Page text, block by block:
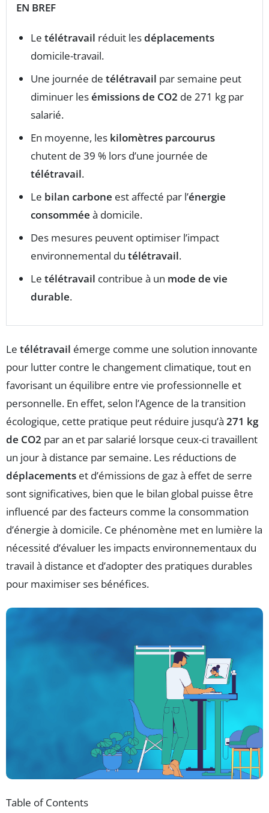
EN BREF
Le télétravail réduit lesdéplacements
domicile-travail.
Une journée de télétravail par semaine peut
diminuer lesémissions de CO2 de 271 kg par
salarié.
En moyenne, les kilomètres parcourus
chutent de 39 % lors d’une journée de
télétravail.
Le bilan carbone est affecté par l’énergie
consommée à domicile.
Des mesures peuvent optimiser l’impact
environnemental du télétravail.
Le télétravail contribue à un mode de vie
durable.
Le télétravail émerge comme une solution innovante
pour lutter contre le changement climatique, tout en
favorisant un équilibre entre vie professionnelle et
personnelle. En effet, selon l’Agence de la transition
écologique, cette pratique peut réduire jusqu’à 271 kg
de CO2 par an et par salarié lorsque ceux-ci travaillent
un jour à distance par semaine. Les réductions de
déplacements et d’émissions de gaz à effet de serre
sont significatives, bien que le bilan global puisse être
influencé par des facteurs comme la consommation
d’énergie à domicile. Ce phénomène met en lumière la
nécessité d’évaluer les impacts environnementaux du
travail à distance et d’adopter des pratiques durables
pour maximiser ses bénéfices.
Table of Contents